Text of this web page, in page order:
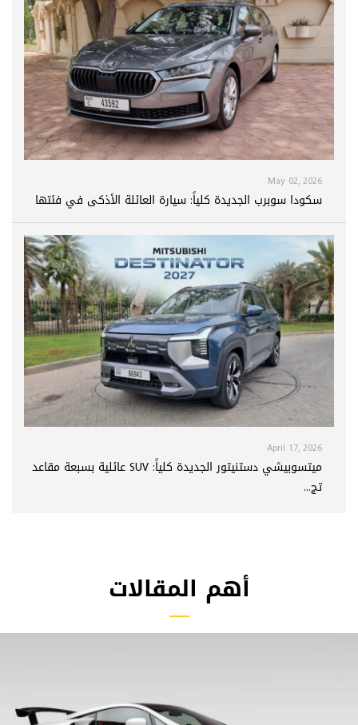
May 02, 2026
سكودا سوبرب الجديدة كلياً: سيارة العائلة الأذكى في فئتها
April 17, 2026
ميتسوبيشي دستنيتور الجديدة كلياً: SUV عائلية بسبعة مقاعد
تج...
أهم المقالات